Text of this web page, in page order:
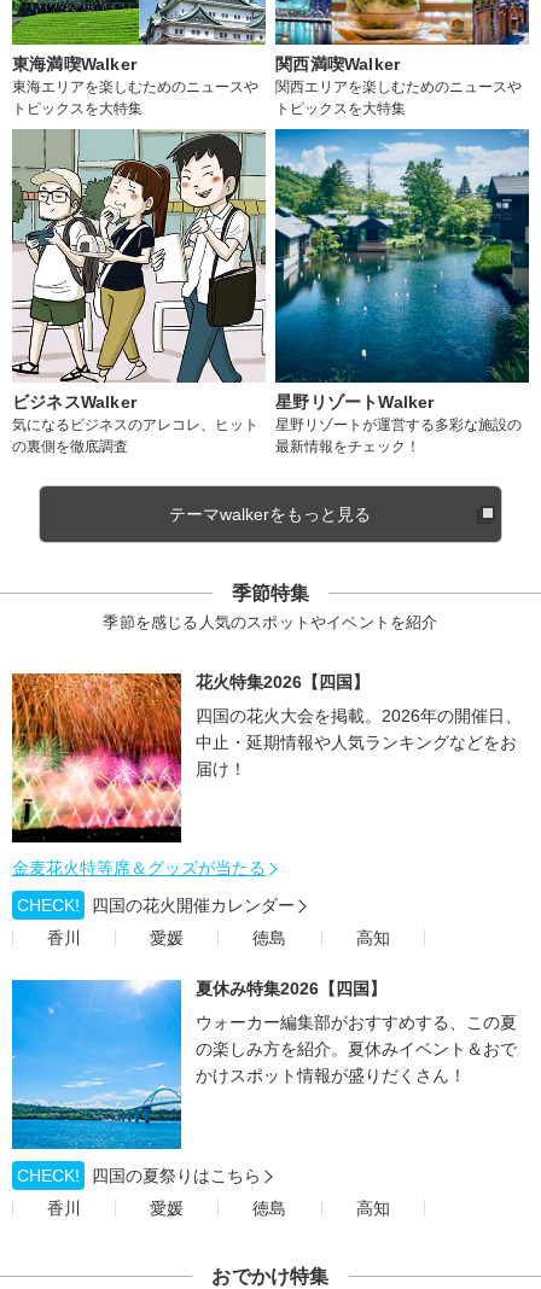
東海満喫Walker
東海エリアを楽しむためのニュースや
トピックスを大特集
関西満喫Walker
関西エリアを楽しむためのニュースや
トピックスを大特集
ビジネスWalker
気になるビジネスのアレコレ、ヒット
の裏側を徹底調査
星野リゾートWalker
星野リゾートが運営する多彩な施設の
最新情報をチェック！
テーマwalkerをもっと見る
季節特集
季節を感じる人気のスポットやイベントを紹介
花火特集2026【四国】
四国の花火大会を掲載。2026年の開催日、
中止・延期情報や人気ランキングなどをお
届け！
金麦花火特等席＆グッズが当たる
CHECK!
四国の花火開催カレンダー
香川
愛媛 徳島 高知
夏休み特集2026【四国】
ウォーカー編集部がおすすめする、この夏
の楽しみ方を紹介。夏休みイベント＆おで
かけスポット情報が盛りだくさん！
CHECK!
四国の夏祭りはこちら
香川
愛媛 徳島 高知
おでかけ特集